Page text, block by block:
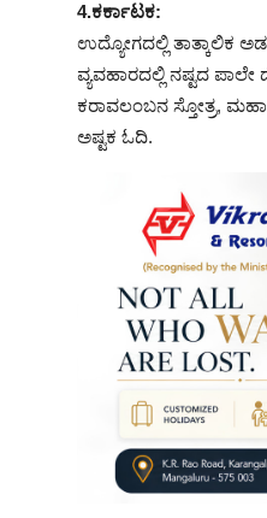
4.ಕರ್ಕಾಟಕ:
ಉದ್ಯೋಗದಲ್ಲಿ ತಾತ್ಕಾಲಿಕ
ವ್ಯವಹಾರದಲ್ಲಿ ನಷ್ಟದ
ಕರಾವಲಂಬನ ಸ್ತೋತ್ರ,
ಅಷ್ಟಕ ಓದಿ.